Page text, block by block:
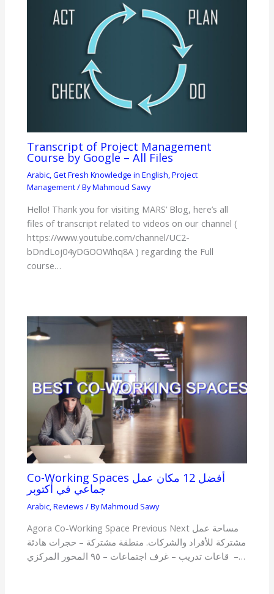
Transcript of Project Management
Course by Google – All Files
Arabic,Get Fresh Knowledge in English,Project
Management/ ByMahmoud Sawy
Hello! Thank you for visiting MARS’ Blog, here’s all
files of transcript related to videos on our channel (
https://www.youtube.com/channel/UC2-
bDndLoj04yDGOOWihq8A ) regarding the Full
course…
Co-Working Spaces أفضل 12 مكان عمل
جماعي في أكتوبر
Arabic ,Reviews / ByMahmoud Sawy
Agora Co-Working Space Previous Next مساحة عمل
مشتركة للأفراد والشركات. منطقة مشتركة – حجرات هادئة
– قاعات تدريب – غرف اجتماعات – ٩٥ المحور المركزي…